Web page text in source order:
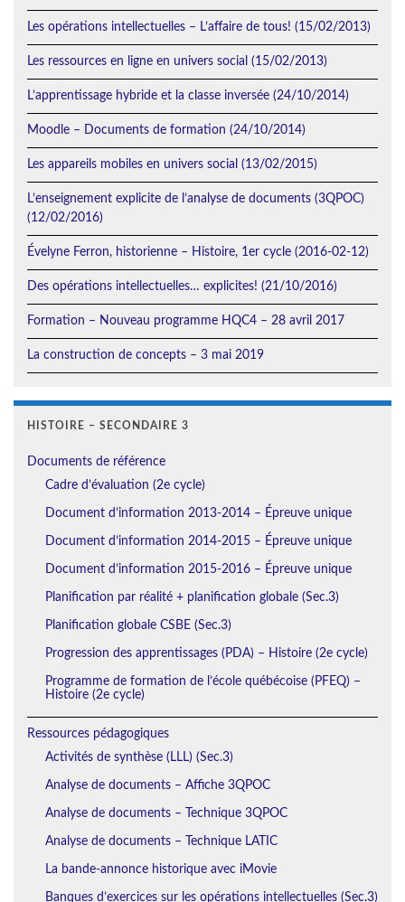
Les opérations intellectuelles – L’affaire de tous! (15/02/2013)
Les ressources en ligne en univers social (15/02/2013)
L’apprentissage hybride et la classe inversée (24/10/2014)
Moodle – Documents de formation (24/10/2014)
Les appareils mobiles en univers social (13/02/2015)
L’enseignement explicite de l’analyse de documents (3QPOC)
(12/02/2016)
Évelyne Ferron, historienne – Histoire, 1er cycle (2016-02-12)
Des opérations intellectuelles… explicites! (21/10/2016)
Formation – Nouveau programme HQC4 – 28 avril 2017
La construction de concepts – 3 mai 2019
HISTOIRE – SECONDAIRE 3
Documents de référence
Cadre d’évaluation (2e cycle)
Document d’information 2013-2014 – Épreuve unique
Document d’information 2014-2015 – Épreuve unique
Document d’information 2015-2016 – Épreuve unique
Planification par réalité + planification globale (Sec.3)
Planification globale CSBE (Sec.3)
Progression des apprentissages (PDA) – Histoire (2e cycle)
Programme de formation de l’école québécoise (PFEQ) –
Histoire (2e cycle)
Ressources pédagogiques
Activités de synthèse (LLL) (Sec.3)
Analyse de documents – Affiche 3QPOC
Analyse de documents – Technique 3QPOC
Analyse de documents – Technique LATIC
La bande-annonce historique avec iMovie
Banques d’exercices sur les opérations intellectuelles (Sec.3)